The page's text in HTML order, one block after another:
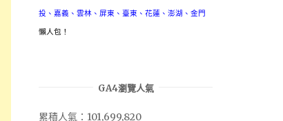
投 、 嘉義 、 雲林 、 屏東 、 臺東 、 花蓮 、 澎湖 、 金門
懶人包！
GA4瀏覽人氣
累積人氣：101,699,820